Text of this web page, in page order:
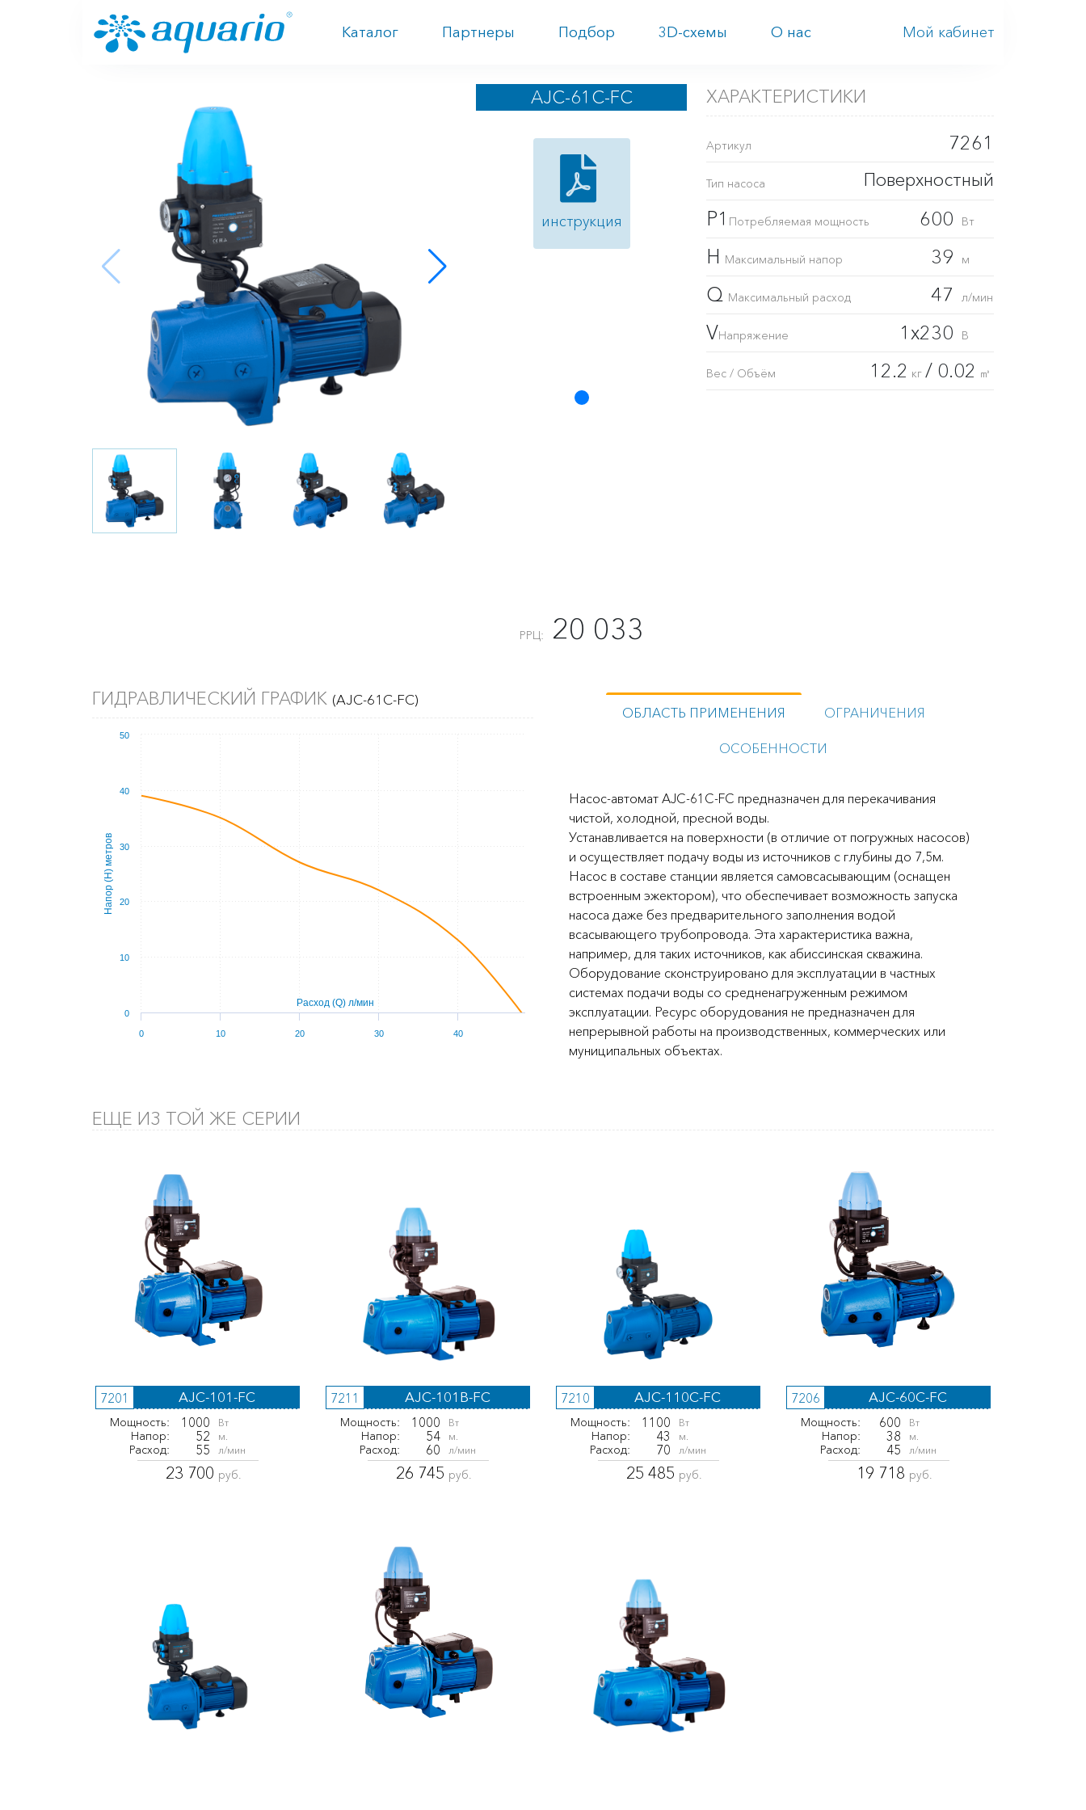
Каталог Партнеры Подбор 3D-схемы О нас Мой кабинет
AJC-61C-FC
инструкция
РРЦ: 20 033
ХАРАКТЕРИСТИКИ
Артикул 7261
Тип насоса Поверхностный
P1 Потребляемая мощность 600 Вт
H Максимальный напор 39 м
Q Максимальный расход 47 л/мин
VНапряжение 1x230 В
Вес / Объём 12.2 кг / 0.02 ㎥
ГИДРАВЛИЧЕСКИЙ ГРАФИК (AJC-61C-FC)
Расход (Q) л/мин
Напор (Н) метров
0 10 20 30 40
0
10
20
30
40
50
ОБЛАСТЬ ПРИМЕНЕНИЯ ОГРАНИЧЕНИЯ
ОСОБЕННОСТИ
Насос-автомат AJC-61C-FC предназначен для перекачивания
чистой, холодной, пресной воды.
Устанавливается на поверхности (в отличие от погружных насосов)
и осуществляет подачу воды из источников с глубины до 7,5м.
Насос в составе станции является самовсасывающим (оснащен
встроенным эжектором), что обеспечивает возможность запуска
насоса даже без предварительного заполнения водой
всасывающего трубопровода. Эта характеристика важна,
например, для таких источников, как абиссинская скважина.
Оборудование сконструировано для эксплуатации в частных
системах подачи воды со средненагруженным режимом
эксплуатации. Ресурс оборудования не предназначен для
непрерывной работы на производственных, коммерческих или
муниципальных объектах.
ЕЩЕ ИЗ ТОЙ ЖЕ СЕРИИ
7201 AJC-101-FC
Мощность: 1000 Вт
Напор: 52 м.
Расход: 55 л/мин
23 700 руб.
7211 AJC-101B-FС
Мощность: 1000 Вт
Напор: 54 м.
Расход: 60 л/мин
26 745 руб.
7210 AJC-110C-FC
Мощность: 1100 Вт
Напор: 43 м.
Расход: 70 л/мин
25 485 руб.
7206 AJC-60C-FС
Мощность: 600 Вт
Напор: 38 м.
Расход: 45 л/мин
19 718 руб.